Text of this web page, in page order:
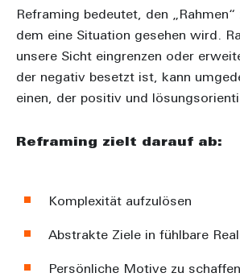
Reframing bedeutet, den „Rahmen“
dem eine Situation gesehen wird.
unsere Sicht eingrenzen oder
der negativ besetzt ist, kann
einen, der positiv und
Reframing zielt darauf ab:
Komplexität aufzulösen
Abstrakte Ziele in fühlbare
Persönliche Motive zu schaffen